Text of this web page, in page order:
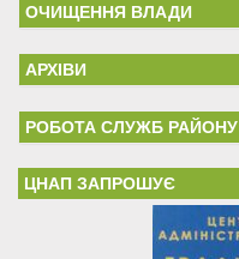
ОЧИЩЕННЯ ВЛАДИ
АРХІВИ
РОБОТА СЛУЖБ РАЙОНУ
ЦНАП ЗАПРОШУЄ